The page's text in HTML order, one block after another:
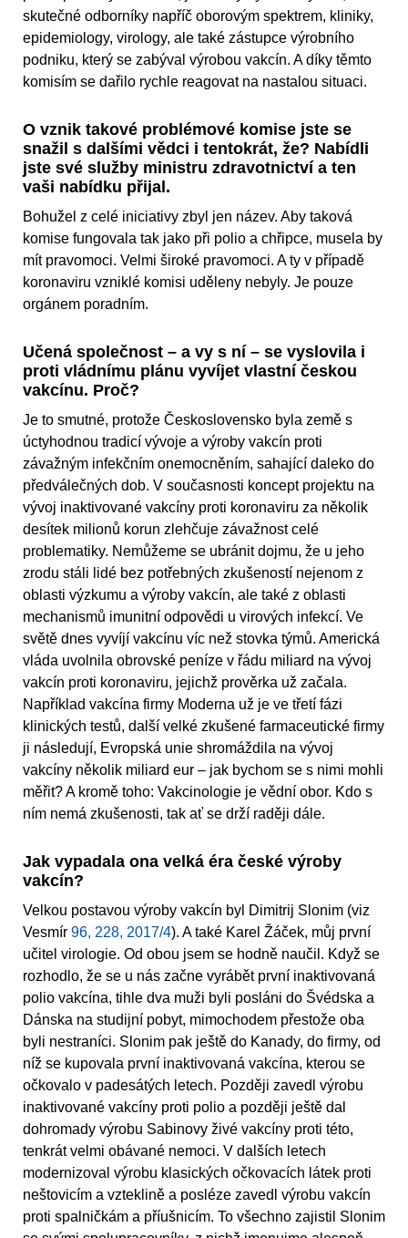
skutečné odborníky napříč oborovým spektrem, kliniky,
epidemiology, virology, ale také zástupce výrobního
podniku, který se zabýval výrobou vakcín. A díky těmto
komisím se dařilo rychle reagovat na nastalou situaci.
O vznik takové problémové komise jste se
snažil s dalšími vědci i tentokrát, že? Nabídli
jste své služby ministru zdravotnictví a ten
vaši nabídku přijal.
Bohužel z celé iniciativy zbyl jen název. Aby taková
komise fungovala tak jako při polio a chřipce, musela by
mít pravomoci. Velmi široké pravomoci. A ty v případě
koronaviru vzniklé komisi uděleny nebyly. Je pouze
orgánem poradním.
Učená společnost – a vy s ní – se vyslovila i
proti vládnímu plánu vyvíjet vlastní českou
vakcínu. Proč?
Je to smutné, protože Československo byla země s
úctyhodnou tradicí vývoje a výroby vakcín proti
závažným infekčním onemocněním, sahající daleko do
předválečných dob. V současnosti koncept projektu na
vývoj inaktivované vakcíny proti koronaviru za několik
desítek milionů korun zlehčuje závažnost celé
problematiky. Nemůžeme se ubránit dojmu, že u jeho
zrodu stáli lidé bez potřebných zkušeností nejenom z
oblasti výzkumu a výroby vakcín, ale také z oblasti
mechanismů imunitní odpovědi u virových infekcí. Ve
světě dnes vyvíjí vakcínu víc než stovka týmů. Americká
vláda uvolnila obrovské peníze v řádu miliard na vývoj
vakcín proti koronaviru, jejichž prověrka už začala.
Například vakcína firmy Moderna už je ve třetí fázi
klinických testů, další velké zkušené farmaceutické firmy
ji následují, Evropská unie shromáždila na vývoj
vakcíny několik miliard eur – jak bychom se s nimi mohli
měřit? A kromě toho: Vakcinologie je vědní obor. Kdo s
ním nemá zkušenosti, tak ať se drží raději dále.
Jak vypadala ona velká éra české výroby
vakcín?
Velkou postavou výroby vakcín byl Dimitrij Slonim (viz
Vesmír 96, 228, 2017/4). A také Karel Žáček, můj první
učitel virologie. Od obou jsem se hodně naučil. Když se
rozhodlo, že se u nás začne vyrábět první inaktivovaná
polio vakcína, tihle dva muži byli posláni do Švédska a
Dánska na studijní pobyt, mimochodem přestože oba
byli nestraníci. Slonim pak ještě do Kanady, do firmy, od
níž se kupovala první inaktivovaná vakcína, kterou se
očkovalo v padesátých letech. Později zavedl výrobu
inaktivované vakcíny proti polio a později ještě dal
dohromady výrobu Sabinovy živé vakcíny proti této,
tenkrát velmi obávané nemoci. V dalších letech
modernizoval výrobu klasických očkovacích látek proti
neštovicím a vzteklině a posléze zavedl výrobu vakcín
proti spalničkám a příušnicím. To všechno zajistil Slonim